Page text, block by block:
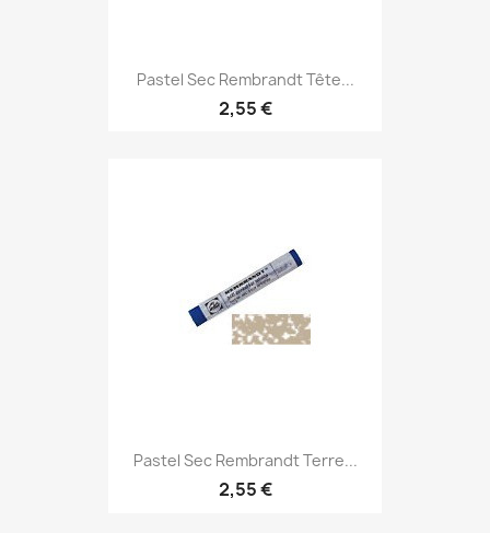
Pastel Sec Rembrandt Tête...
2,55 €
Pastel Sec Rembrandt Terre...
2,55 €